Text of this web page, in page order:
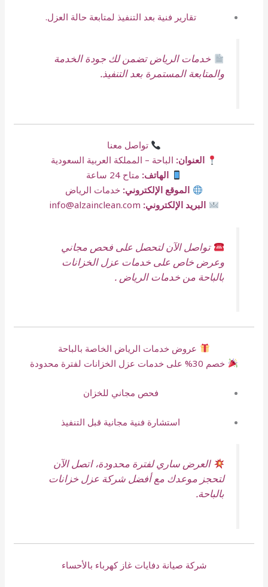
تقارير فنية بعد التنفيذ لمتابعة حالة العزل.
خدمات الرياض تضمن لك جودة الخدمة
والمتابعة المستمرة بعد التنفيذ.
تواصل معنا
العنوان: الباحة – المملكة العربية السعودية
الهاتف: متاح 24 ساعة
الموقع الإلكتروني: خدمات الرياض
البريد الإلكتروني: info@alzainclean.com
تواصل الآن لتحصل على فحص مجاني
وعرض خاص على خدمات عزل الخزانات
بالباحة من خدمات الرياض .
عروض خدمات الرياض الخاصة بالباحة
خصم 30% على خدمات عزل الخزانات لفترة محدودة
فحص مجاني للخزان
استشارة فنية مجانية قبل التنفيذ
العرض ساري لفترة محدودة، اتصل الآن
لتحجز موعدك مع أفضل شركة عزل خزانات
بالباحة.
شركة صيانة دفايات غاز كهرباء بالأحساء